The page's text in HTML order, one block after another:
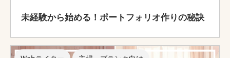
未経験から始める！ポートフォリオ作りの秘訣